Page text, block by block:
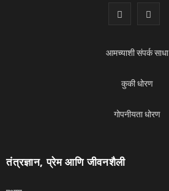
बु
क
ब
आमच्याशी संपर्क साधा
कुकी धोरण
गोपनीयता धोरण
तंत्रज्ञान, प्रेम आणि जीवनशैली